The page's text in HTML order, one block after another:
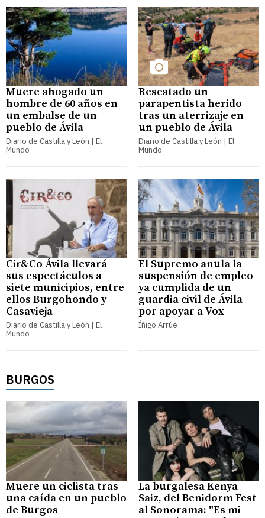
Muere ahogado un
hombre de 60 años en
un embalse de un
pueblo de Ávila
Diario de Castilla y León | El
Mundo
Rescatado un
parapentista herido
tras un aterrizaje en
un pueblo de Ávila
Diario de Castilla y León | El
Mundo
Cir&Co Ávila llevará
sus espectáculos a
siete municipios, entre
ellos Burgohondo y
Casavieja
Diario de Castilla y León | El
Mundo
El Supremo anula la
suspensión de empleo
ya cumplida de un
guardia civil de Ávila
por apoyar a Vox
Íñigo Arrúe
BURGOS
Muere un ciclista tras
una caída en un pueblo
de Burgos
La burgalesa Kenya
Saiz, del Benidorm Fest
al Sonorama: "Es mi